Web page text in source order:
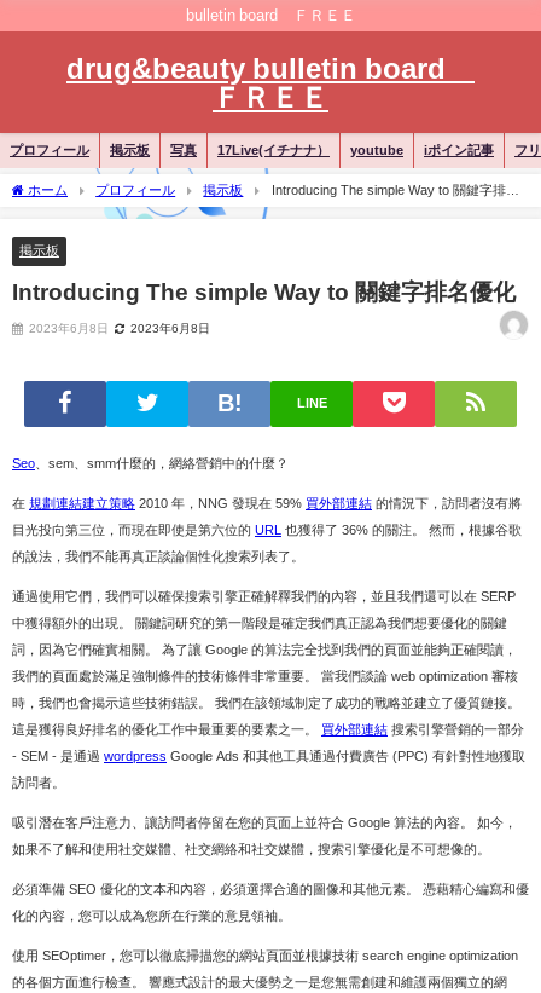
bulletin board ＦＲＥＥ
drug&beauty bulletin board
ＦＲＥＥ
プロフィール 掲示板 写真 17Live(イチナナ） youtube iポイン記事 フ
ホーム プロフィール 掲示板
Introducing The simple Way to 關鍵字排名
掲示板
Introducing The simple Way to 關鍵字排名優化
2023年6月8日 2023年6月8日
LINE
Seo 、sem、smm什麼的，網絡營銷中的什麼？
在 規劃連結建立策略 2010 年，NNG 發現在 59% 買外部連結 的情況下，訪問者沒有將
目光投向第三位，而現在即使是第六位的 URL
也獲得了 36% 的關注。 然而，根據谷歌
的說法，我們不能再真正談論個性化搜索列表了。
通過使用它們，我們可以確保搜索引擎正確解釋我們的內容，並且我們還可以在 SERP
中獲得額外的出現。 關鍵詞研究的第一階段是確定我們真正認為我們想要優化的關鍵
詞，因為它們確實相關。 為了讓 Google 的算法完全找到我們的頁面並能夠正確閱讀，
我們的頁面處於滿足強制條件的技術條件非常重要。 當我們談論 web optimization 審核
時，我們也會揭示這些技術錯誤。 我們在該領域制定了成功的戰略並建立了優質鏈接。
這是獲得良好排名的優化工作中最重要的要素之一。 買外部連結 搜索引擎營銷的一部分
- SEM - 是通過 wordpress Google Ads 和其他工具通過付費廣告 (PPC) 有針對性地獲取
訪問者。
吸引潛在客戶注意力、讓訪問者停留在您的頁面上並符合 Google 算法的內容。 如今，
如果不了解和使用社交媒體、社交網絡和社交媒體，搜索引擎優化是不可想像的。
必須準備 SEO 優化的文本和內容，必須選擇合適的圖像和其他元素。 憑藉精心編寫和優
化的內容，您可以成為您所在行業的意見領袖。
使用 SEOptimer，您可以徹底掃描您的網站頁面並根據技術 search engine optimization
的各個方面進行檢查。 響應式設計的最大優勢之一是您無需創建和維護兩個獨立的網